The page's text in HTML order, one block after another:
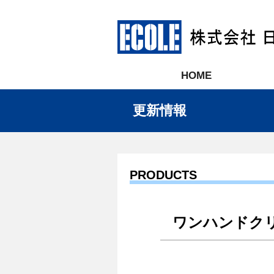
HOME
更新情報
PRODUCTS
ワンハンドク